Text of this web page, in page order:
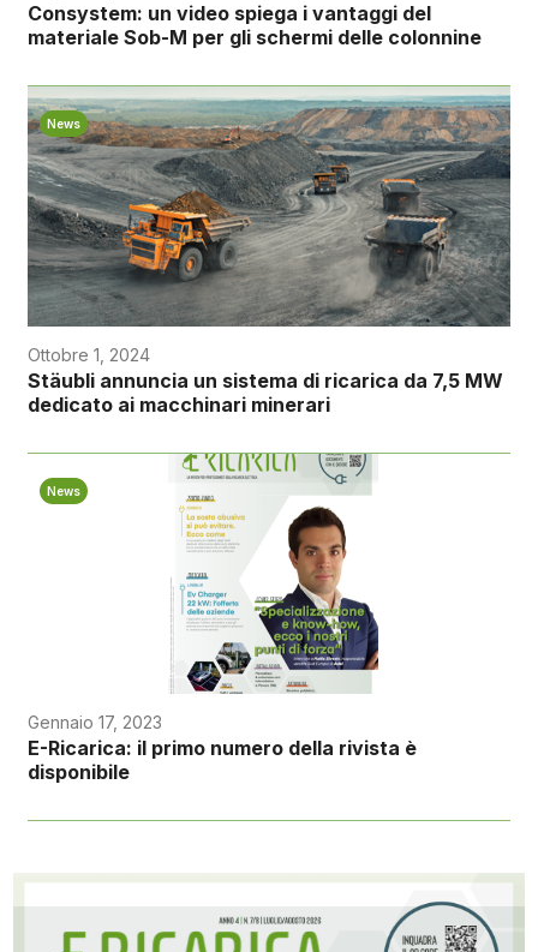
Consystem: un video spiega i vantaggi del
materiale Sob-M per gli schermi delle colonnine
News
Ottobre 1, 2024
Stäubli annuncia un sistema di ricarica da 7,5 MW
dedicato ai macchinari minerari
News
Gennaio 17, 2023
E-Ricarica: il primo numero della rivista è
disponibile